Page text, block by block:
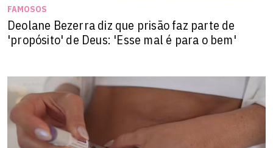
FAMOSOS
Deolane Bezerra diz que prisão faz parte de
'propósito' de Deus: 'Esse mal é para o bem'